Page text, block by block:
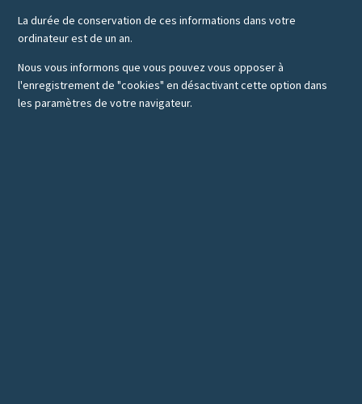
La durée de conservation de ces informations dans votre
ordinateur est de un an.
Nous vous informons que vous pouvez vous opposer à
l'enregistrement de "cookies" en désactivant cette option dans
les paramètres de votre navigateur.